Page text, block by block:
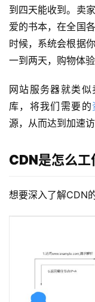
到四天能收到。卖
爱的书本，在全国
时候，系统会根据
一到两天，购物体
网站服务器就类
库，将我们需要的
源，从而达到加速
CDN是怎么工
想要深入了解CDN